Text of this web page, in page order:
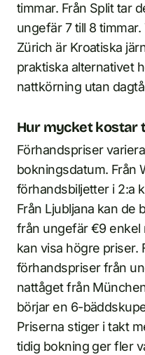
timmar. Från Split tar
ungefär 7 till 8
Zürich är Kroatiska
praktiska alternativet
nattkörning utan
Hur mycket kostar
Förhandspriser
bokningsdatum. Från
förhandsbiljetter i 2:a
Från Ljubljana kan de
från ungefär €9 enkel
kan visa högre priser.
förhandspriser från
nattåget från
börjar en 6-
Priserna stiger i takt
tidig bokning ger fler